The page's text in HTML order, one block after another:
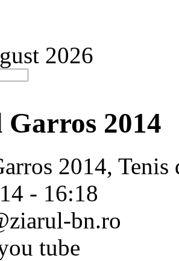
2026
Garros 2014
2014,
- 16:18
bn.ro
tube